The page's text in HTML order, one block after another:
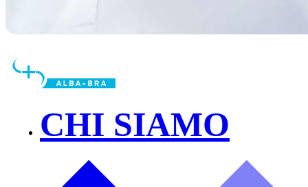
CHI SIAMO